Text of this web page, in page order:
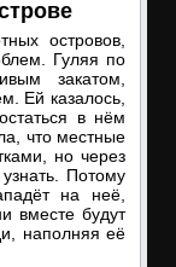
островов,
Гуляя по
закатом,
Ей казалось,
в нём
что местные
но через
Потому
на неё,
вместе будут
наполняя её